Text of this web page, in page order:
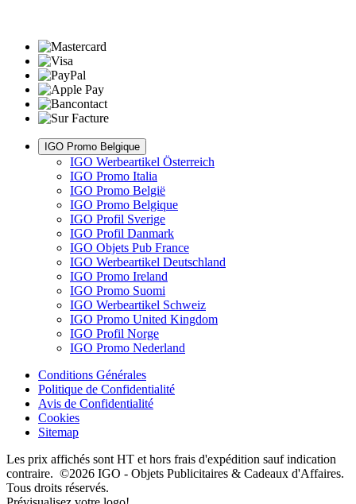
IGO Promo Belgique
IGO Werbeartikel Österreich
IGO Promo Italia
IGO Promo België
IGO Promo Belgique
IGO Profil Sverige
IGO Profil Danmark
IGO Objets Pub France
IGO Werbeartikel Deutschland
IGO Promo Ireland
IGO Promo Suomi
IGO Werbeartikel Schweiz
IGO Promo United Kingdom
IGO Profil Norge
IGO Promo Nederland
Conditions Générales
Politique de Confidentialité
Avis de Confidentialité
Cookies
Sitemap
Les prix affichés sont HT et hors frais d'expédition sauf indication
contraire. ©2026 IGO - Objets Publicitaires & Cadeaux d'Affaires.
Tous droits réservés.